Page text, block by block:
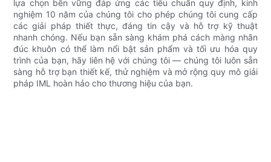
lựa chọn bền vững đáp ứng các tiêu chuẩn quy định, kinh
nghiệm 10 năm của chúng tôi cho phép chúng tôi cung cấp
các giải pháp thiết thực, đáng tin cậy và hỗ trợ kỹ thuật
nhanh chóng. Nếu bạn sẵn sàng khám phá cách màng nhãn
đúc khuôn có thể làm nổi bật sản phẩm và tối ưu hóa quy
trình của bạn, hãy liên hệ với chúng tôi — chúng tôi luôn sẵn
sàng hỗ trợ bạn thiết kế, thử nghiệm và mở rộng quy mô giải
pháp IML hoàn hảo cho thương hiệu của bạn.